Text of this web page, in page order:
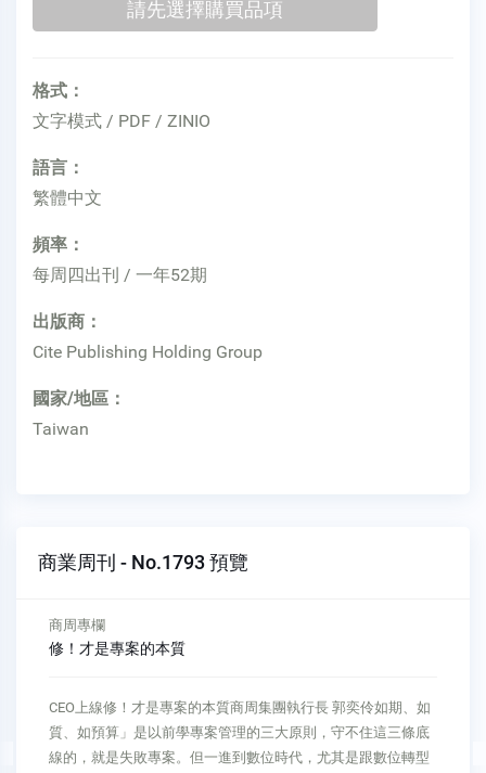
格式：
文字模式 / PDF / ZINIO
語言：
繁體中文
頻率：
每周四出刊 / 一年52期
出版商：
Cite Publishing Holding Group
國家/地區：
Taiwan
商業周刊 - No.1793 預覽
商周專欄
有創業精神的專業經理人
商場自慢塾有創業精神的專業經理人城邦媒體集團首席執行長
何飛鵬我們公司有幾次內部創業的經驗，都是因為看好一個項
目，覺得大有可為，於是成立了專案團隊，也給了足夠的資